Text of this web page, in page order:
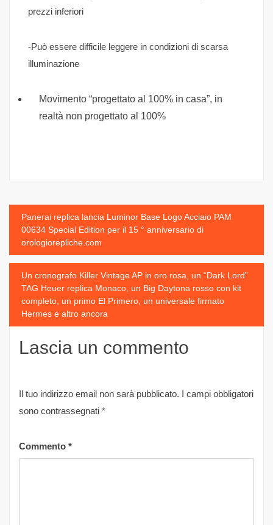
prezzi inferiori
-Può essere difficile leggere in condizioni di scarsa
illuminazione
Movimento “progettato al 100% in casa”, in
realtà non progettato al 100%
Navigazione
articoli
Panerai replica lancia Luminor Base Logo Acciaio PAM
00634 Special Edition per il 15 ° anniversario di
orologiorepliche.com
Un cronografo Killer Vintage AP in oro rosa, un “Dark Lord”
TAG Heuer replica Monaco, un Big Daytona rosso con kit
completo, un primo El Primero, un universale firmato
Hermes e altro ancora
Lascia un commento
Il tuo indirizzo email non sarà pubblicato. I campi obbligatori
sono contrassegnati *
Commento *